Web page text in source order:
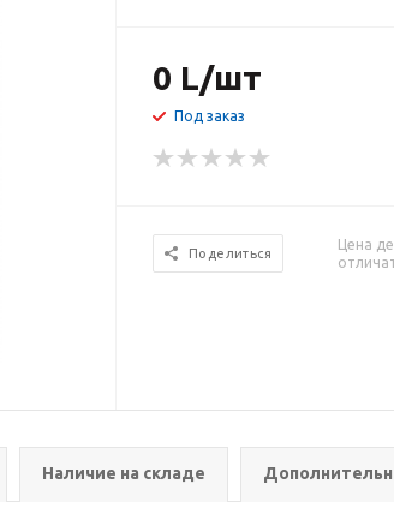
0 L/шт
Под заказ
Поделиться
Цена
Наличие на складе